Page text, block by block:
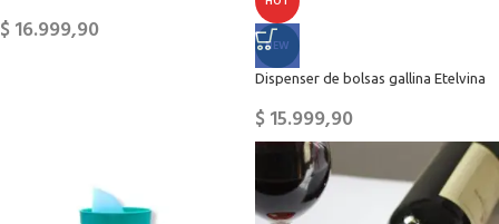
$16.999,90 NEW
Dispenser de bolsas gallina Etelvina
$15.999,90